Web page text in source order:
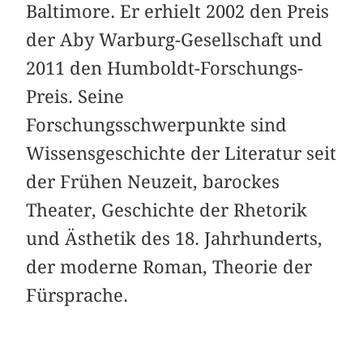
Baltimore. Er erhielt 2002 den Preis
der Aby Warburg-Gesellschaft und
2011 den Humboldt-Forschungs-
Preis. Seine
Forschungsschwerpunkte sind
Wissensgeschichte der Literatur seit
der Frühen Neuzeit, barockes
Theater, Geschichte der Rhetorik
und Ästhetik des 18. Jahrhunderts,
der moderne Roman, Theorie der
Fürsprache.